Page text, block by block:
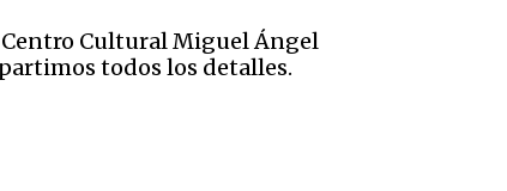
Cultural Miguel Ángel
todos los detalles.